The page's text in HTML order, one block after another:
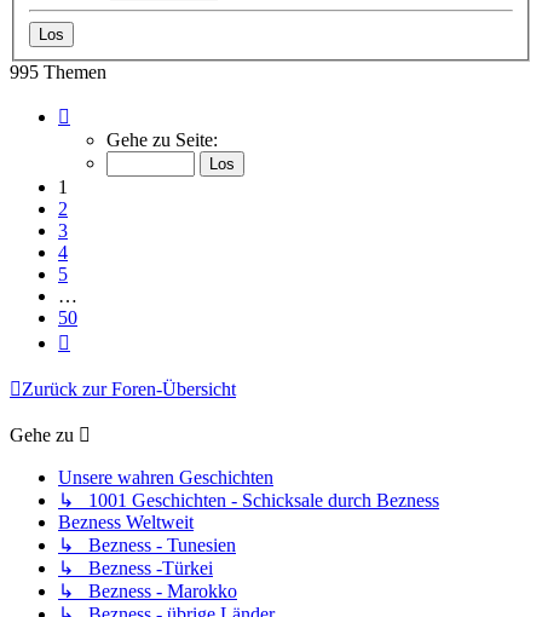
995 Themen
von
Gehe zu Seite:
1
2
3
4
5
…
50
Zurück zur Foren-Übersicht
Gehe zu
Unsere wahren Geschichten
↳ 1001 Geschichten - Schicksale durch Bezness
Bezness Weltweit
↳ Bezness - Tunesien
↳ Bezness -Türkei
↳ Bezness - Marokko